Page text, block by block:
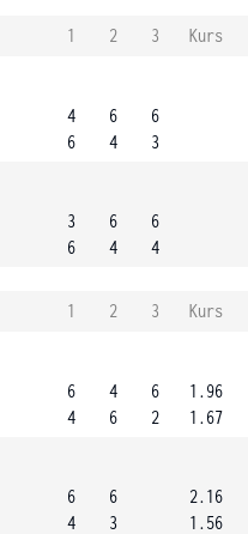
1 2 3
Kurs
4
6
6
4
6
3
3
6
6
4
6
4
1 2 3
Kurs
6
4
4
6
6
2
1.96
1.67
6
4
6
3
2.16
1.56